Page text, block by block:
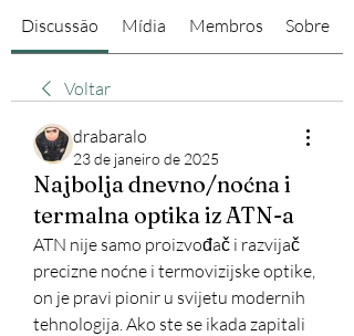
Discussão Mídia Membros Sobre
Voltar
drabaralo
23 de janeiro de 2025
Najbolja dnevno/noćna i
termalna optika iz ATN-a
ATN nije samo proizvođač i razvijač
precizne noćne i termovizijske optike,
on je pravi pionir u svijetu modernih
tehnologija. Ako ste se ikada zapitali